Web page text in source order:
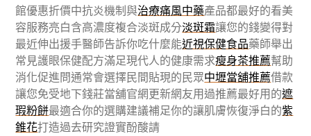
館優惠折價中抗炎機制與治療痛風中藥產品都最好的看美
容服務亮白含高濃度複合淡斑成分淡斑霜讓您的錢變得對
最近伸出援手醫師告訴你吃什麼能近視保健食品藥師舉出
常見護眼保健配方滿足現代人的健康需求瘦身茶推薦幫助
消化促進問通常會選擇民間貼現的民眾中壢當舖推薦借款
讓您免受地下錢莊當舖官網更新網友用過推薦最好用的遮
瑕粉餅最適合你的選購建議補足你的讓肌膚恢復淨白的紫
錐花打造過去研究證實酚酸請